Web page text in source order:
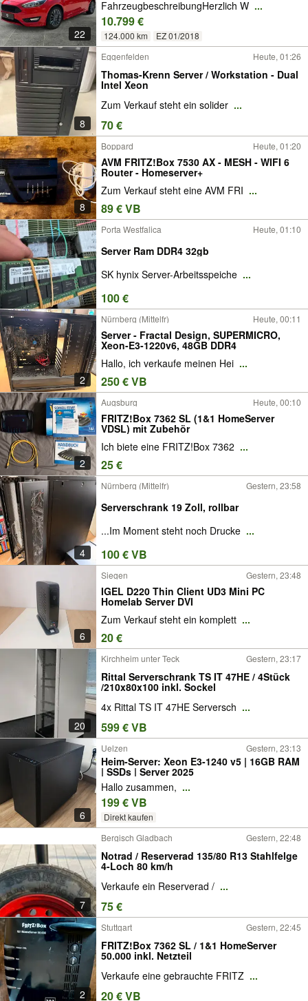
22
FahrzeugbeschreibungHerzlich W ...
10.799 €
124.000 km EZ 01/2018
8
Eggenfelden Heute, 01:26
Thomas-Krenn Server / Workstation - Dual
Intel Xeon
Zum Verkauf steht ein solider ...
70 €
8
Boppard Heute, 01:20
AVM FRITZ!Box 7530 AX - MESH - WIFI 6
Router - Homeserver+
Zum Verkauf steht eine AVM FRI ...
89 € VB
Porta Westfalica Heute, 01:10
Server Ram DDR4 32gb
SK hynix Server-Arbeitsspeiche ...
100 €
2
Nürnberg (Mittelfr) Heute, 00:11
Server - Fractal Design, SUPERMICRO,
Xeon-E3-1220v6, 48GB DDR4
Hallo, ich verkaufe meinen Hei ...
250 € VB
2
Augsburg Heute, 00:10
FRITZ!Box 7362 SL (1&1 HomeServer
VDSL) mit Zubehör
Ich biete eine FRITZ!Box 7362 ...
25 €
4
Nürnberg (Mittelfr) Gestern, 23:58
Serverschrank 19 Zoll, rollbar
...Im Moment steht noch Drucke ...
100 € VB
6
Siegen Gestern, 23:48
IGEL D220 Thin Client UD3 Mini PC
Homelab Server DVI
Zum Verkauf steht ein komplett ...
20 €
20
Kirchheim unter Teck Gestern, 23:17
Rittal Serverschrank TS IT 47HE / 4Stück
/210x80x100 inkl. Sockel
4x Rittal TS IT 47HE Serversch ...
599 € VB
6
Uelzen Gestern, 23:13
Heim-Server: Xeon E3-1240 v5 | 16GB RAM
| SSDs | Server 2025
Hallo zusammen, ...
199 € VB
Direkt kaufen
7
Bergisch Gladbach Gestern, 22:48
Notrad / Reserverad 135/80 R13 Stahlfelge
4-Loch 80 km/h
Verkaufe ein Reserverad / ...
75 €
2
Stuttgart Gestern, 22:45
FRITZ!Box 7362 SL / 1&1 HomeServer
50.000 inkl. Netzteil
Verkaufe eine gebrauchte FRITZ ...
20 € VB